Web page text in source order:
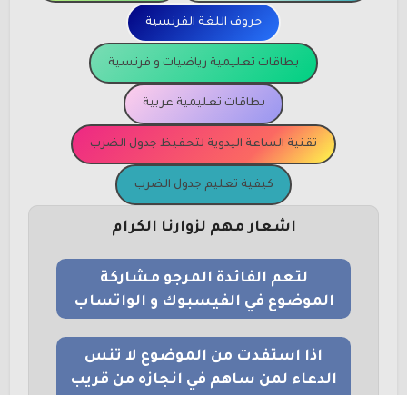
حروف اللغة الفرنسية
بطاقات تعليمية رياضيات و فرنسية
بطاقات تعليمية عربية
تقنية الساعة اليدوية لتحفيظ جدول الضرب
كيفية تعليم جدول الضرب
اشعار مهم لزوارنا الكرام
لتعم الفائدة المرجو مشاركة
الموضوع في الفيسبوك و الواتساب
اذا استفدت من الموضوع لا تنس
الدعاء لمن ساهم في انجازه من قريب